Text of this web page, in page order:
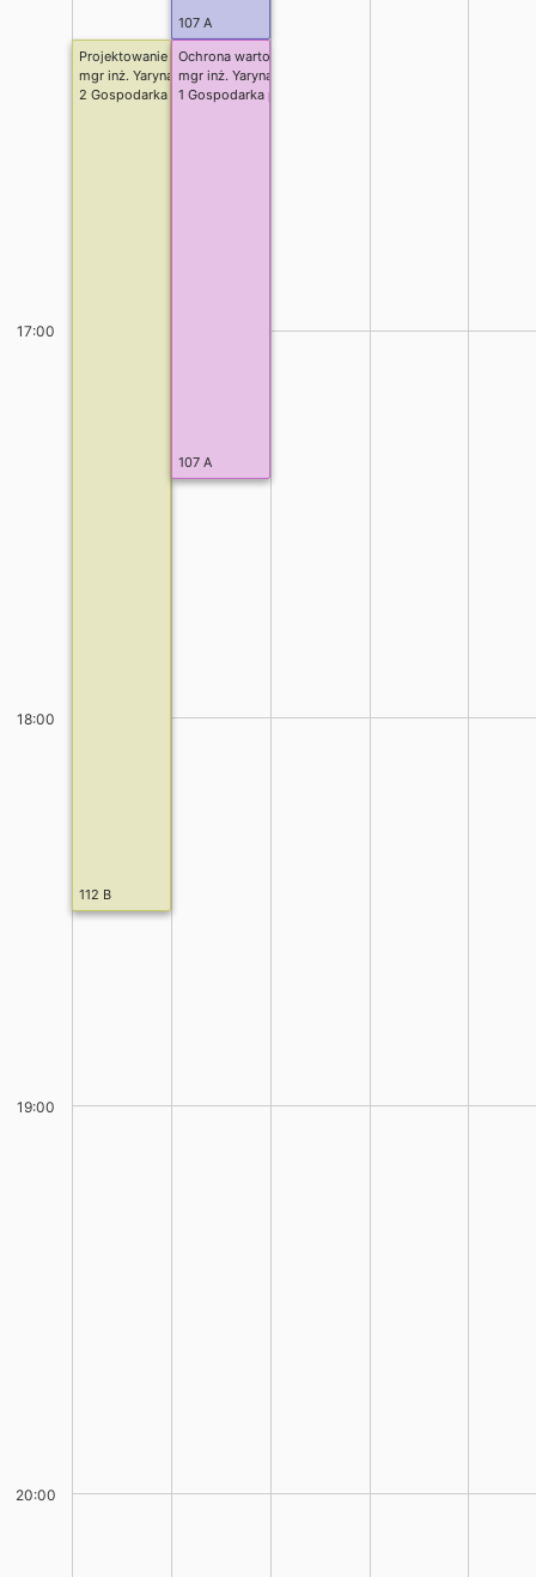
17:00
18:00
19:00
20:00
107 A
Projektowanie urbanistyczne (P)
mgr inż. Yaryna Posuniak
2 Gospodarka przestrzenna stacjonarne inżynierskie, cały rok
112 B
Ochrona wartości kulturowych
mgr inż. Yaryna Posuniak
1 Gospodarka przestrzenna stacjonarne II stopień,
107 A